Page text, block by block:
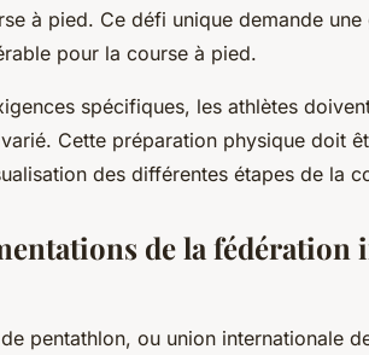
à pied. Ce défi unique demande
pour la course à pied.
spécifiques, les athlètes
Cette préparation physique doit
des différentes étapes de la
de la
pentathlon, ou union internationale